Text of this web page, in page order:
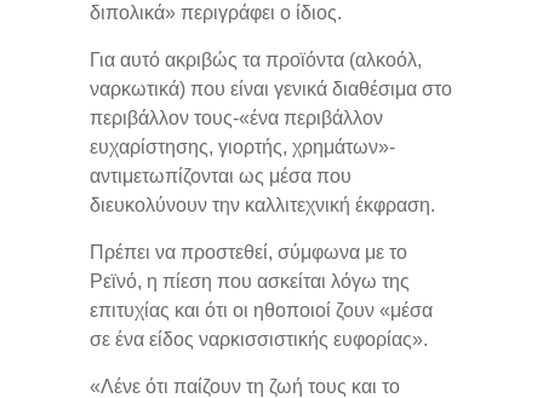
διπολικά» περιγράφει ο ίδιος.
Για αυτό ακριβώς τα προϊόντα (αλκοόλ,
ναρκωτικά) που είναι γενικά διαθέσιμα στο
περιβάλλον τους-«ένα περιβάλλον
ευχαρίστησης, γιορτής, χρημάτων»-
αντιμετωπίζονται ως μέσα που
διευκολύνουν την καλλιτεχνική έκφραση.
Πρέπει να προστεθεί, σύμφωνα με το
Ρεϊνό, η πίεση που ασκείται λόγω της
επιτυχίας και ότι οι ηθοποιοί ζουν «μέσα
σε ένα είδος ναρκισσιστικής ευφορίας».
«Λένε ότι παίζουν τη ζωή τους και το